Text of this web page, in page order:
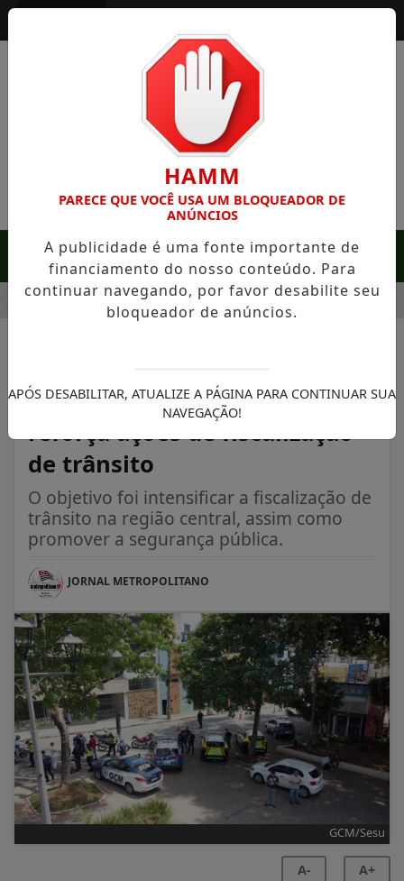
MENU
SERRA NEGRA: FAZENDA COM 488 HECTARES UNE ALTA
Operação “Centro+Seguro”
reforça ações de fiscalização
de trânsito
O objetivo foi intensificar a fiscalização de
trânsito na região central, assim como
promover a segurança pública.
JORNAL METROPOLITANO
GCM/Sesu
A- A+
HAMM
PARECE QUE VOCÊ USA UM BLOQUEADOR DE
ANÚNCIOS
A publicidade é uma fonte importante de
financiamento do nosso conteúdo. Para
continuar navegando, por favor desabilite seu
bloqueador de anúncios.
APÓS DESABILITAR, ATUALIZE A PÁGINA PARA CONTINUAR SUA
NAVEGAÇÃO!